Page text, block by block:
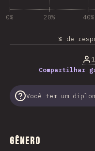
0% 20% 40%
% de
Compartilhar
Você tem um
Gênero